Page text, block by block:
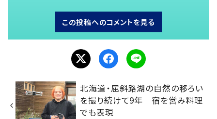
この投稿へのコメントを見る
北海道・屈斜路湖の自然の移ろい
を撮り続けて9年 宿を営み料理
でも表現